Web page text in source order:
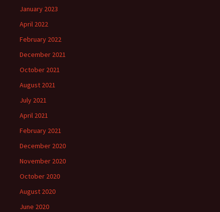
January 2023
April 2022
February 2022
December 2021
October 2021
August 2021
July 2021
April 2021
February 2021
December 2020
November 2020
October 2020
August 2020
June 2020